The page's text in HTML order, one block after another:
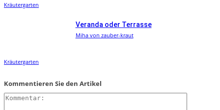
Kräutergarten
Kräutergarten
Veranda oder Terrasse
Miha von zauber-kraut
Kommentieren Sie den Artikel
Kommentar: